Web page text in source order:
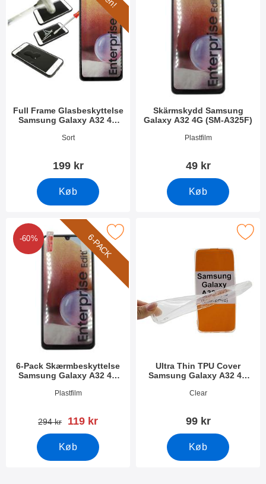
Full Frame Glasbeskyttelse
Samsung Galaxy A32 4G
Varenr 40786Sort
199 kr
Køb
Skärmskydd Samsung
Galaxy A32 4G (SM-A325F)
Varenr 40782Plastfilm
49 kr
Køb
6-PACK
-60%
6-Pack Skærmbeskyttelse
Samsung Galaxy A32 4G
Varenr 40781Plastfilm
pris
294 kr pris
119 kr
Køb
Samsung Galaxy A32 4G (SM-A325F) som
Ultra Thin TPU Cover
Samsung Galaxy A32 4G
Varenr 40805Clear
99 kr
Køb
Marker ultra Thin TPU Cover Samsung